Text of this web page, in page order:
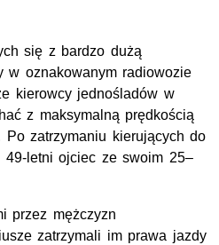
się z bardzo dużą
w oznakowanym radiowozie
kierowcy jednośladów w
z maksymalną prędkością
zatrzymaniu kierujących do
49-letni ojciec ze swoim 25–
przez mężczyzn
zatrzymali im prawa jazdy